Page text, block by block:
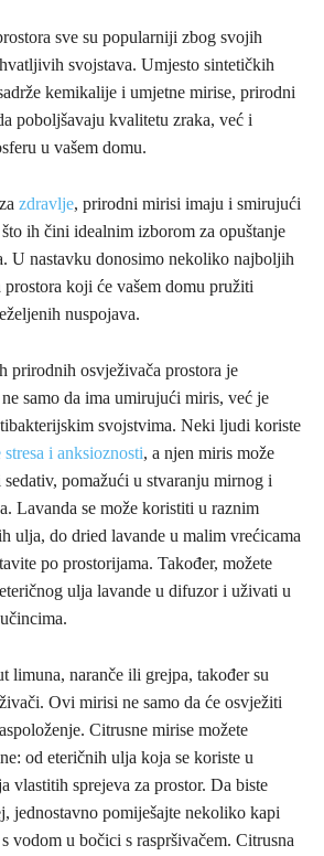
sve su popularniji zbog svojih
svojstava. Umjesto sintetičkih
kemikalije i umjetne mirise, prirodni
poboljšavaju kvalitetu zraka, već i
u vašem domu.
zdravlje, prirodni mirisi imaju i smirujući
ih čini idealnim izborom za opuštanje
U nastavku donosimo nekoliko najboljih
koji će vašem domu pružiti
nuspojava.
prirodnih osvježivača prostora je
samo da ima umirujući miris, već je
svojstvima. Neki ljudi koriste
stresa i anksioznosti, a njen miris može
pomažući u stvaranju mirnog i
Lavanda se može koristiti u raznim
ulja, do dried lavande u malim vrećicama
po prostorijama. Također, možete
ulja lavande u difuzor i uživati u
limuna, naranče ili grejpa, također su
Ovi mirisi ne samo da će osvježiti
Citrusne mirise možete
od eteričnih ulja koja se koriste u
vlastitih sprejeva za prostor. Da biste
jednostavno pomiješajte nekoliko kapi
vodom u bočici s raspršivačem. Citrusna